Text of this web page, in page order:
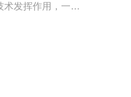
术发挥作用，一方